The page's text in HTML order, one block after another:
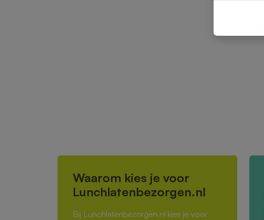
Waarom kies je voor
Lunchlatenbezorgen.nl
Bij Lunchlatenbezorgen.nl kies je voor